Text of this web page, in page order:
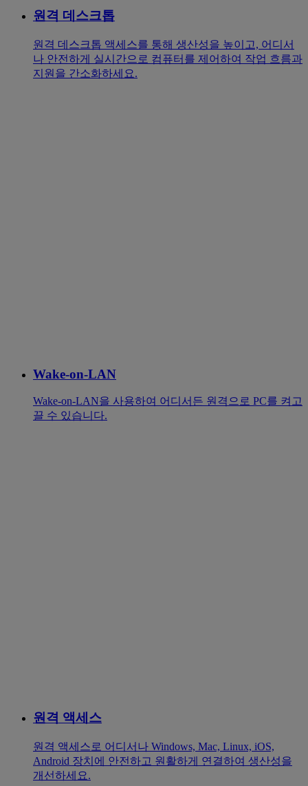
원격 데스크톱
원격 데스크톱 액세스를 통해 생산성을 높이고, 어디서
나 안전하게 실시간으로 컴퓨터를 제어하여 작업 흐름과
지원을 간소화하세요.
Wake-on-LAN
Wake-on-LAN을 사용하여 어디서든 원격으로 PC를 켜고
끌 수 있습니다.
원격 액세스
원격 액세스로 어디서나 Windows, Mac, Linux, iOS,
Android 장치에 안전하고 원활하게 연결하여 생산성을
개선하세요.